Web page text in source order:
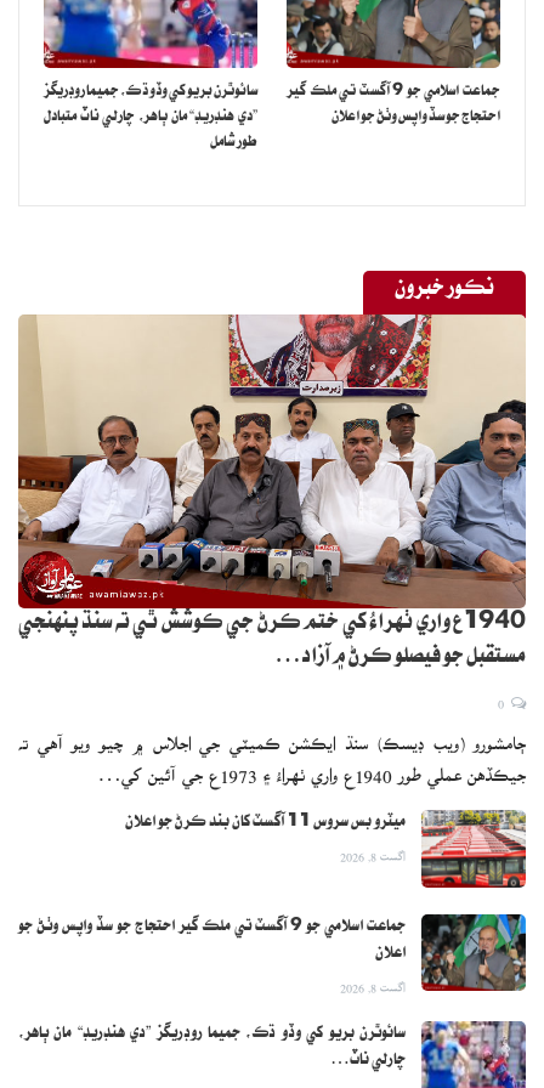
جماعت اسلامي جو 9 آگسٽ تي ملڪ گير
احتجاج جو سڏ واپس وٺڻ جو اعلان
سائوٿرن بريو کي وڏو ڌڪ، جميما روڊريگز
”دي هنڊريڊ“ مان ٻاهر، چارلي ناٽ متبادل
طور شامل
نڪور خبرون
1940ع واري ٺهراءُ کي ختم ڪرڻ جي ڪوشش ٿي ته سنڌ پنهنجي
مستقبل جو فيصلو ڪرڻ ۾ آزاد…
ڄامشورو (ويب ڊيسڪ) سنڌ ايڪشن ڪميٽي جي اجلاس ۾ چيو ويو آهي ته
جيڪڏهن عملي طور 1940ع واري ٺهراءُ ۽ 1973ع جي آئين کي…
ميٽرو بس سروس 11 آگسٽ کان بند ڪرڻ جو اعلان
اگست 8, 2026
جماعت اسلامي جو 9 آگسٽ تي ملڪ گير احتجاج جو سڏ واپس وٺڻ جو
اعلان
اگست 8, 2026
سائوٿرن بريو کي وڏو ڌڪ، جميما روڊريگز ”دي هنڊريڊ“ مان ٻاهر،
چارلي ناٽ…